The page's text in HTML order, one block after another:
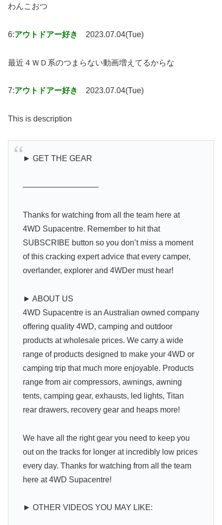
わんこおつ
6:アウトドアー好き 2023.07.04(Tue)
最近４ＷＤ系のつまらない動画増えてるからな
7:アウトドアー好き 2023.07.04(Tue)
This is description
► GET THE GEAR
—————————–
Thanks for watching from all the team here at
4WD Supacentre. Remember to hit that
SUBSCRIBE button so you don’t miss a moment
of this cracking expert advice that every camper,
overlander, explorer and 4WDer must hear!
► ABOUT US
4WD Supacentre is an Australian owned company
offering quality 4WD, camping and outdoor
products at wholesale prices. We carry a wide
range of products designed to make your 4WD or
camping trip that much more enjoyable. Products
range from air compressors, awnings, awning
tents, camping gear, exhausts, led lights, Titan
rear drawers, recovery gear and heaps more!
We have all the right gear you need to keep you
out on the tracks for longer at incredibly low prices
every day. Thanks for watching from all the team
here at 4WD Supacentre!
► OTHER VIDEOS YOU MAY LIKE: